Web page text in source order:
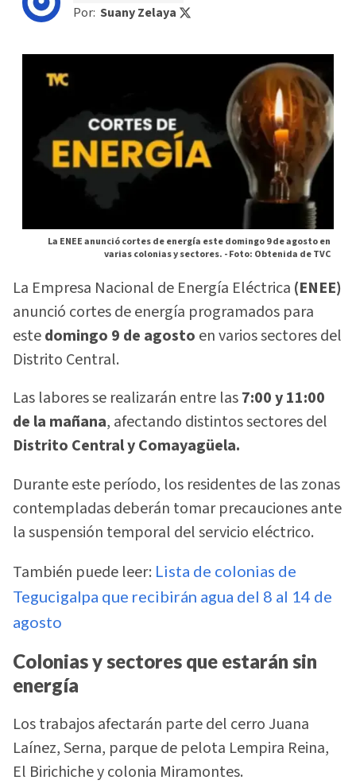
Por: Suany Zelaya
La ENEE anunció cortes de energía este domingo 9 de agosto en
varias colonias y sectores. -Foto: Obtenida de TVC
La Empresa Nacional de Energía Eléctrica (ENEE)
anunció cortes de energía programados para
estedomingo 9 de agosto en varios sectores del
Distrito Central.
Las labores se realizarán entre las7:00 y 11:00
de la mañana, afectando distintos sectores del
Distrito Central y Comayagüela.
Durante este período, los residentes de las zonas
contempladas deberán tomar precauciones ante
la suspensión temporal del servicio eléctrico.
También puede leer: Lista de colonias de
Tegucigalpa que recibirán agua del 8 al 14 de
agosto
Colonias y sectores que estarán sin
energía
Los trabajos afectarán parte del cerro Juana
Laínez, Serna, parque de pelota Lempira Reina,
El Birichiche y colonia Miramontes.